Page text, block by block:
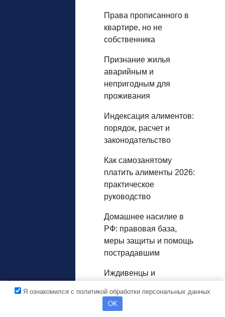
Права прописанного в
квартире, но не
собственника
Признание жилья
аварийным и
непригодным для
проживания
Индексация алиментов:
порядок, расчет и
законодательство
Как самозанятому
платить алименты 2026:
практическое
руководство
Домашнее насилие в
РФ: правовая база,
меры защиты и помощь
пострадавшим
Иждивенцы и
наследстве
Я ознакомился с политикой обработки персональных данных
OK